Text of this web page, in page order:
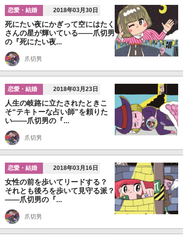
恋愛・結婚 2018年03月30日
死にたい夜にかぎって空にはたく
さんの星が輝いている――爪切男
の『死にたい夜...
爪切男
恋愛・結婚 2018年03月23日
人生の岐路に立たされたときこ
そ“テキトーな占い師”を頼りた
い――爪切男の『...
爪切男
恋愛・結婚 2018年03月16日
女性の前を歩いてリードする？
それとも後ろを歩いて見守る派？
――爪切男の『...
爪切男